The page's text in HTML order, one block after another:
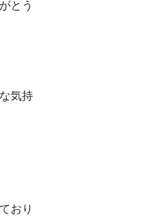
とう
気持
おり